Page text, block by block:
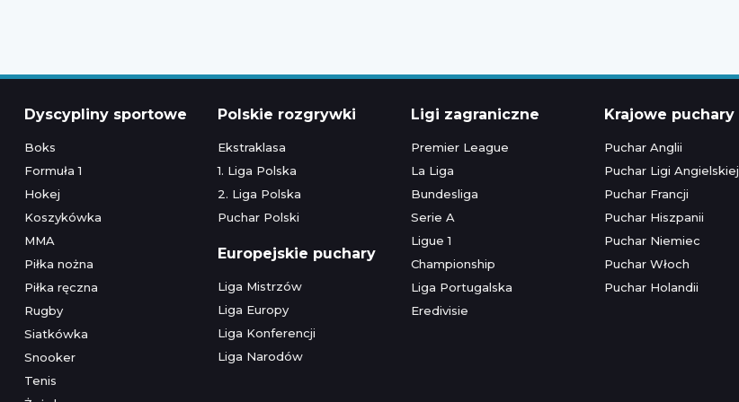
Dyscypliny sportowe
Boks
Formuła 1
Hokej
Koszykówka
MMA
Piłka nożna
Piłka ręczna
Rugby
Siatkówka
Snooker
Tenis
Polskie rozgrywki
Ekstraklasa
1. Liga Polska
2. Liga Polska
Puchar Polski
Europejskie puchary
Liga Mistrzów
Liga Europy
Liga Konferencji
Liga Narodów
Ligi zagraniczne
Premier League
La Liga
Bundesliga
Serie A
Ligue 1
Championship
Liga Portugalska
Eredivisie
Krajowe puchary
Puchar Anglii
Puchar Ligi Angielskiej
Puchar Francji
Puchar Hiszpanii
Puchar Niemiec
Puchar Włoch
Puchar Holandii